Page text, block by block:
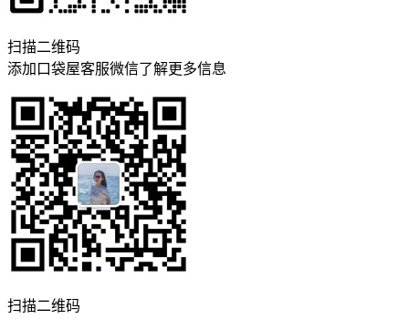
扫描二维码
添加口袋屋客服微信了解更多信息
扫描二维码